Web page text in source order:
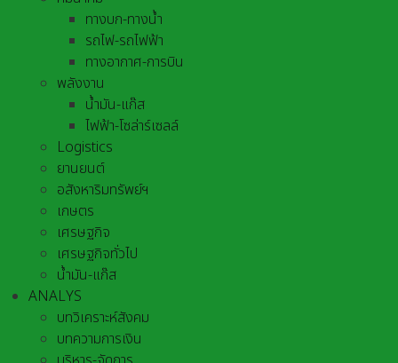
ทางบก-ทางน้ำ
รถไฟ-รถไฟฟ้า
ทางอากาศ-การบิน
พลังงาน
น้ำมัน-แก๊ส
ไฟฟ้า-โซล่าร์เซลล์
Logistics
ยานยนต์
อสังหาริมทรัพย์ฯ
เกษตร
เศรษฐกิจ
เศรษฐกิจทั่วไป
น้ำมัน-แก๊ส
ANALYS
บทวิเคราะห์สังคม
บทความการเงิน